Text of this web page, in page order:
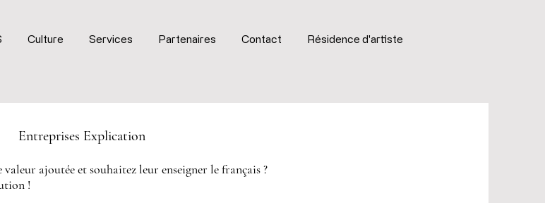
Culture Services Partenaires Contact Résidence d'artiste
Entreprises Explication
ajoutée et souhaitez leur enseigner le français ?
!